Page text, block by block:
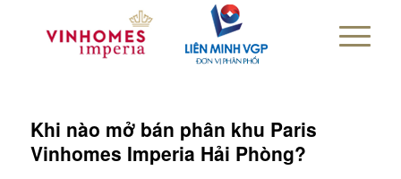
Khi nào mở bán phân khu Paris
Vinhomes Imperia Hải Phòng?